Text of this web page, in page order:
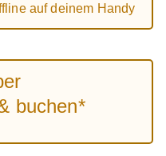
auf deinem Handy
buchen*